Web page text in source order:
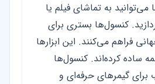
به تماشای فیلم یا
کنسول‌ها بستری برای
فراهم می‌کنند. این ابزارها
ساده کرده‌اند. کنسول‌ها
گیمرهای حرفه‌ای و